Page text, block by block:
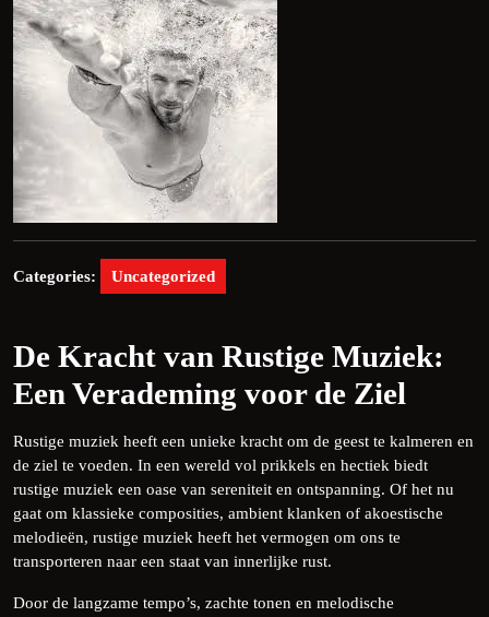
Categories: Uncategorized
De Kracht van Rustige Muziek:
Een Verademing voor de Ziel
Rustige muziek heeft een unieke kracht om de geest te kalmeren en
de ziel te voeden. In een wereld vol prikkels en hectiek biedt
rustige muziek een oase van sereniteit en ontspanning. Of het nu
gaat om klassieke composities, ambient klanken of akoestische
melodieën, rustige muziek heeft het vermogen om ons te
transporteren naar een staat van innerlijke rust.
Door de langzame tempo’s, zachte tonen en melodische